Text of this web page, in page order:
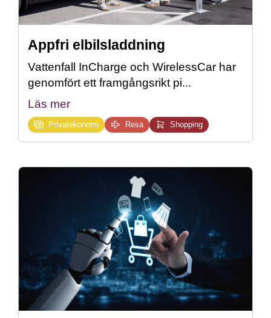
Appfri elbilsladdning
Vattenfall InCharge och WirelessCar har
genomfört ett framgångsrikt pi...
Läs mer
Privatekonomi Resa Shopping